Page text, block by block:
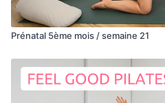
Prénatal 5ème mois / semaine 21